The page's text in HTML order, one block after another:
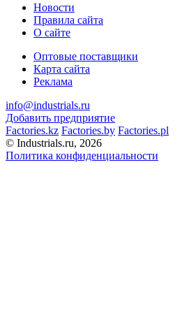
Новости
Правила сайта
О сайте
Оптовые поставщики
Карта сайта
Реклама
info@industrials.ru
Добавить предприятие
Factories.kz Factories.by Factories.pl
© Industrials.ru, 2026
Политика конфиденциальности